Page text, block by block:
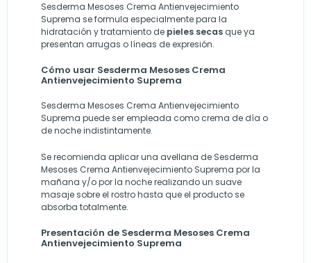
Sesderma Mesoses Crema Antienvejecimiento
Suprema se formula especialmente para la
hidratación y tratamiento de pieles secas que ya
presentan arrugas o líneas de expresión.
Cómo usar Sesderma Mesoses Crema
Antienvejecimiento Suprema
Sesderma Mesoses Crema Antienvejecimiento
Suprema puede ser empleada como crema de día o
de noche indistintamente.
Se recomienda aplicar una avellana de Sesderma
Mesoses Crema Antienvejecimiento Suprema por la
mañana y/o por la noche realizando un suave
masaje sobre el rostro hasta que el producto se
absorba totalmente.
Presentación de Sesderma Mesoses Crema
Antienvejecimiento Suprema